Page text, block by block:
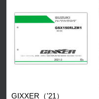
GIXXER（'21）